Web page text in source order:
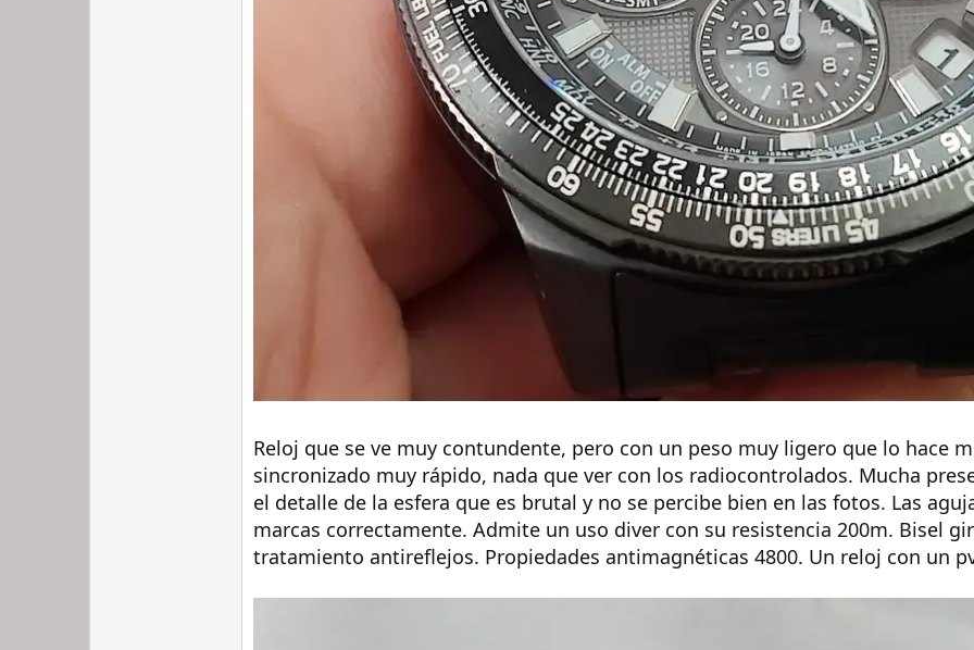
Reloj que se ve muy contundente, pero con un peso muy ligero que lo hace
sincronizado muy rápido, nada que ver con los radiocontrolados. Mucha
el detalle de la esfera que es brutal y no se percibe bien en las fotos. Las
marcas correctamente. Admite un uso diver con su resistencia 200m. Bisel
tratamiento antireflejos. Propiedades antimagnéticas 4800. Un reloj con un